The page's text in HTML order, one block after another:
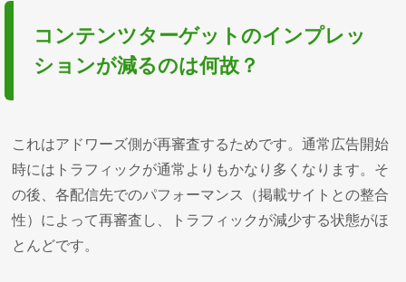
コンテンツターゲットのインプレッ
ションが減るのは何故？
これはアドワーズ側が再審査するためです。通常広告開始
時にはトラフィックが通常よりもかなり多くなります。そ
の後、各配信先でのパフォーマンス（掲載サイトとの整合
性）によって再審査し、トラフィックが減少する状態がほ
とんどです。